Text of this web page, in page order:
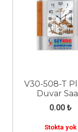
V30-508-T
Duvar
0.00 ₺
Stokta yok